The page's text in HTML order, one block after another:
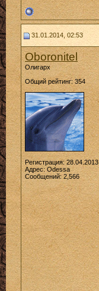
31.01.2014, 02:53
Oboronitel
Олигарх
Общий рейтинг: 354
Регистрация: 28.04.2013
Адрес: Odessa
Сообщений: 2,566